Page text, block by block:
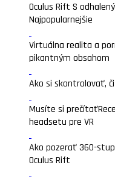
Oculus Rift S
Najpopularnejšie
Virtuálna realita a
pikantným obsahom
Ako si skontrolovať,
Musíte si prečítať
headsetu pre VR
Ako pozerať 360-
Oculus Rift